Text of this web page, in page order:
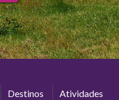
Destinos
Atividades